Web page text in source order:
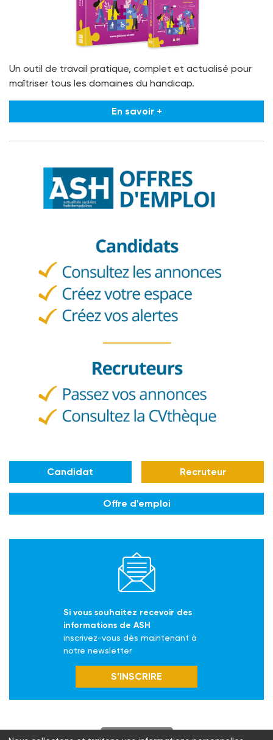
Un outil de travail pratique, complet et actualisé pour
maîtriser tous les domaines du handicap.
En savoir +
Candidat Recruteur
Offre d'emploi
Si vous souhaitez recevoir des
informations de ASH
inscrivez-vous dès maintenant à
notre newsletter
S’INSCRIRE